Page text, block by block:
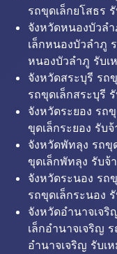
รถขุดเล็กยโสธร
จังหวัดหนองบัวล
เล็กหนองบัวลำภู
หนองบัวลำภู รับ
จังหวัดสระบุรี รถ
รถขุดเล็กสระบุรี
จังหวัดระยอง รถ
ขุดเล็กระยอง รับ
จังหวัดพัทลุง รถขุ
ขุดเล็กพัทลุง รับจ้
จังหวัดระนอง รถ
รถขุดเล็กระนอง
จังหวัดอำนาจเจ
เล็กอำนาจเจริญ
อำนาจเจริญ รับเ